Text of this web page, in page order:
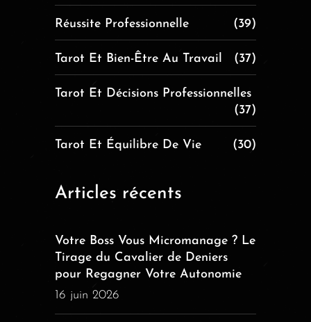
Réussite Professionnelle (39)
Tarot Et Bien-Être Au Travail (37)
Tarot Et Décisions Professionnelles
(37)
Tarot Et Équilibre De Vie (30)
Articles récents
Votre Boss Vous Micromanage ? Le
Tirage du Cavalier de Deniers
pour Regagner Votre Autonomie
16 juin 2026